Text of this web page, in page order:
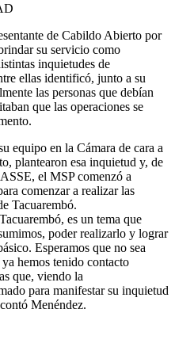
de Cabildo Abierto por
su servicio como
inquietudes de
ellas identificó, junto a su
las personas que debían
que las operaciones se
equipo en la Cámara de cara a
plantearon esa inquietud y, de
el MSP comenzó a
comenzar a realizar las
Tacuarembó.
es un tema que
poder realizarlo y lograr
Esperamos que no sea
hemos tenido contacto
que, viendo la
para manifestar su inquietud
Menéndez.